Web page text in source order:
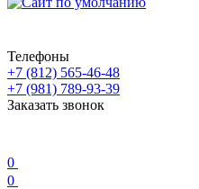
Телефоны
+7 (812) 565-46-48
+7 (981) 789-93-39
Заказать звонок
0
0